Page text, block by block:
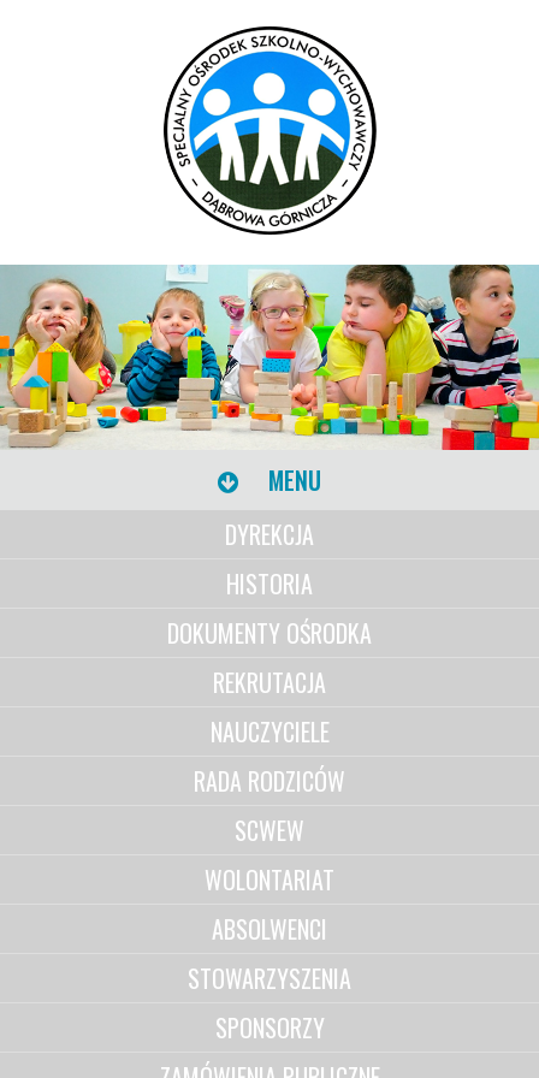
MENU
DYREKCJA
HISTORIA
DOKUMENTY OŚRODKA
REKRUTACJA
NAUCZYCIELE
RADA RODZICÓW
SCWEW
WOLONTARIAT
ABSOLWENCI
STOWARZYSZENIA
SPONSORZY